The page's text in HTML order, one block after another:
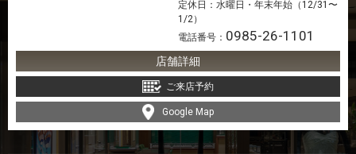
定休日：水曜日・年末年始（12/31〜
1/2）
電話番号： 0985-26-1101
店舗詳細
ご来店予約
Google Map